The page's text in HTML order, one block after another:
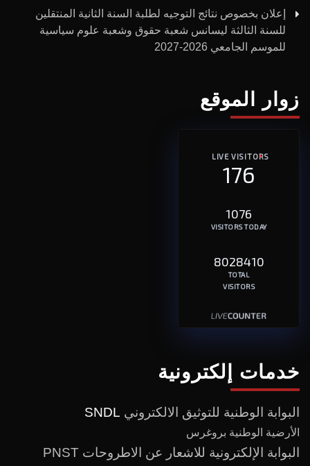
إعلان بخصوص نتائج التوجيه لطلبة السنة الثانية المنتقلين
للسنة الثالثة ليسانس شعبة حقوق وشعبة علوم سياسية
للموسم الجامعي 2026-2027
زوار الموقع
LIVE VISITORS
176
1076
VISITORS TODAY
8028410
TOTAL
VISITORS
خدمات إلكترونية
البوابة الوطنية للتوثيق الالكتروني
الأرضية الوطنية بروغرس
البوابة الإلكترونية للاشعار عن الاطروحات PNST